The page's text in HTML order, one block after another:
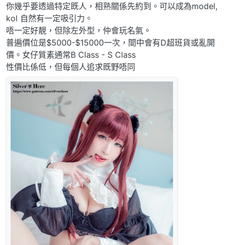
你幾乎要透過特定既人，相熟關係先約到。可以成為model,
kol 自然有一定吸引力。
唔一定好靚，但除左外型，仲會玩名氣。
普遍價位是$5000-$15000一次，間中會有D超班貨或亂開
價。女仔質素通常B Class - S Class
性價比係低，但每個人追求既野唔同